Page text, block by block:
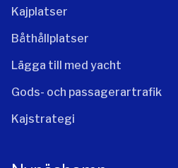
Kajplatser
Båthållplatser
Lägga till med yacht
Gods- och passagerartrafik
Kajstrategi